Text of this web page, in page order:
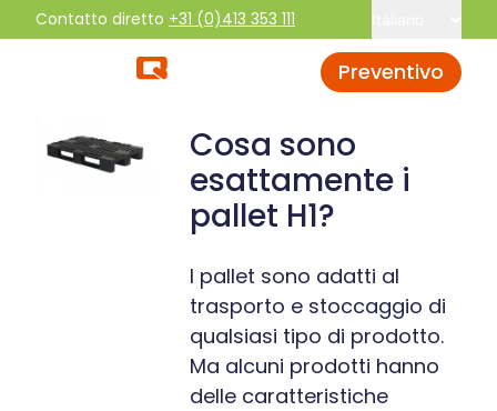
Contatto diretto +31 (0)413 353 111
Preventivo
Cosa sono
esattamente i
pallet H1?
I pallet sono adatti al
trasporto e stoccaggio di
qualsiasi tipo di prodotto.
Ma alcuni prodotti hanno
delle caratteristiche